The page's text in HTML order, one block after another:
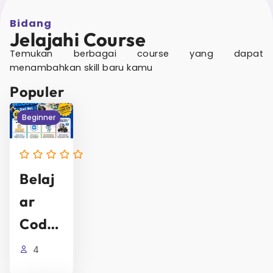
Bidang
Jelajahi Course
Temukan berbagai course yang dapat
menambahkan skill baru kamu
Populer
Beginner
Belaj
Ar
Codin
G &
4